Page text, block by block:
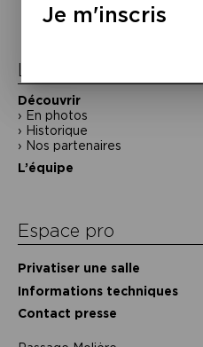
l’article
La Maison de la Poésie
Découvrir
En photos
Historique
Nos partenaires
L’équipe
Espace pro
Privatiser une salle
Informations techniques
Contact presse
Je m'inscris